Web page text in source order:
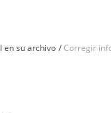
en su archivo Corregir